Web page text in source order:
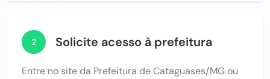
2 Solicite acesso à prefeitura
Entre no site da Prefeitura de Cataguases/MG ou